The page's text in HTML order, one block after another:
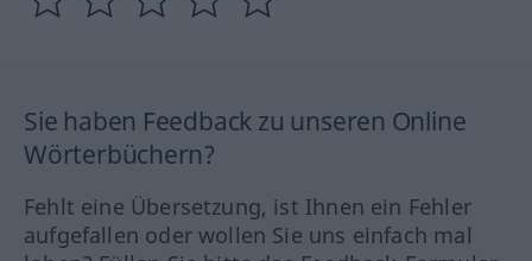
Sie haben Feedback zu unseren Online
Wörterbüchern?
Fehlt eine Übersetzung, ist Ihnen ein Fehler
aufgefallen oder wollen Sie uns einfach mal